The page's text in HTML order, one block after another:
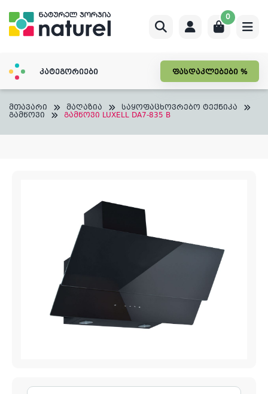
content
0
კატეგორიები ფასდაკლებები %
მთავარი მაღაზია საყოფაცხოვრებო ტექნიკა
გამწოვი გამწოვი LUXELL DA7-835 B